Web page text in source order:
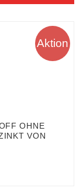
Aktion
OHNE
VON